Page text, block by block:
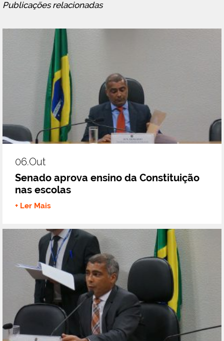
Publicações relacionadas
06.out
Senado aprova ensino da Constituição
nas escolas
+ Ler Mais